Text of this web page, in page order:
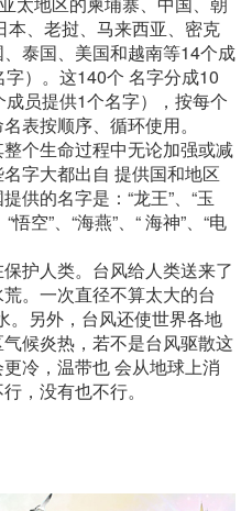
、老挝、马来西亚、密克
泰国、美国和越南等14个成
）。这140个 名字分成10
员提供1个名字），按每个
表按顺序、循环使用。
个生命过程中无论加强或减
字大都出自 提供国和地区
供的名字是：“龙王”、“玉
悟空”、“海燕”、“ 海神”、“电
护人类。台风给人类送来了
。一次直径不算太大的台
。另外，台风还使世界各地
候炎热，若不是台风驱散这
冷，温带也 会从地球上消
，没有也不行。